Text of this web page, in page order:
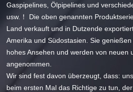
Gaspipelines, Ölpipelines und
usw.！ Die oben genannten
Land verkauft und in Dutzende
Amerika und Südostasien. Sie
hohes Ansehen und werden von neuen
angenommen.
Wir sind fest davon überzeugt, dass:
beim ersten Mal das Richtige zu tun,